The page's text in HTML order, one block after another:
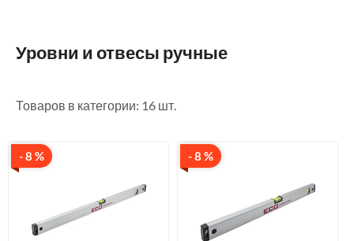
Уровни и отвесы ручные
Товаров в категории: 16 шт.
- 8 % - 8 %